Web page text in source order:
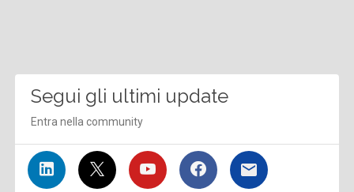
Segui gli ultimi update
Entra nella community